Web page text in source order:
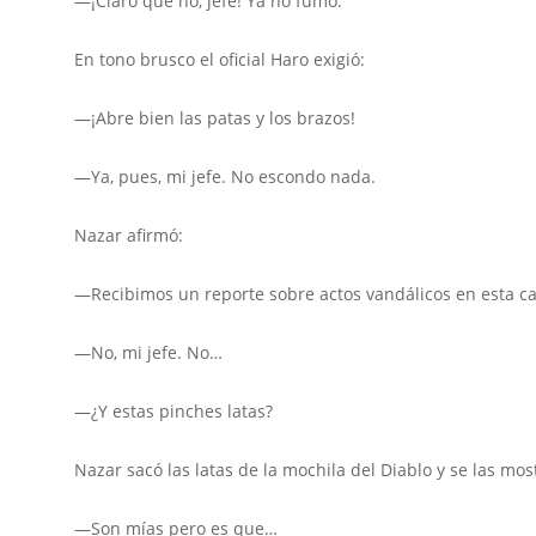
En tono brusco el oficial Haro exigió:
—¡Abre bien las patas y los brazos!
—Ya, pues, mi jefe. No escondo nada.
Nazar afirmó:
—Recibimos un reporte sobre actos vandálicos en esta
—No, mi jefe. No…
—¿Y estas pinches latas?
Nazar sacó las latas de la mochila del Diablo y se las
—Son mías pero es que…